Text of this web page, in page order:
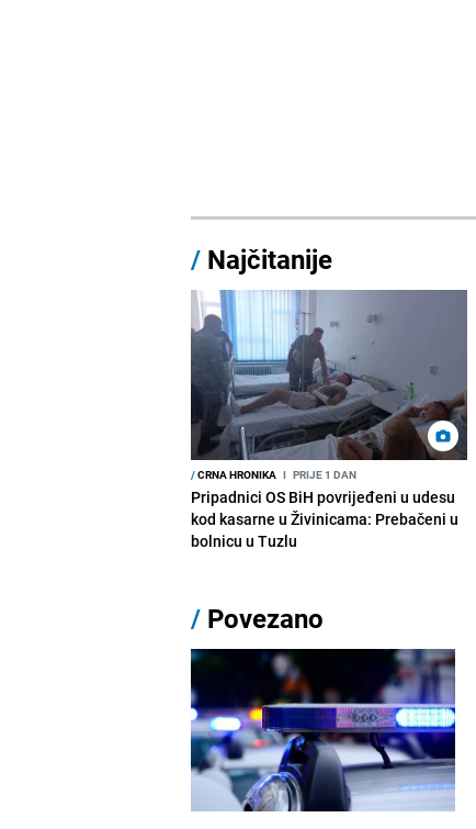
/ Najčitanije
/CRNA HRONIKA I PRIJE 1 DAN
Pripadnici OS BiH povrijeđeni u udesu
kod kasarne u Živinicama: Prebačeni u
bolnicu u Tuzlu
/ Povezano